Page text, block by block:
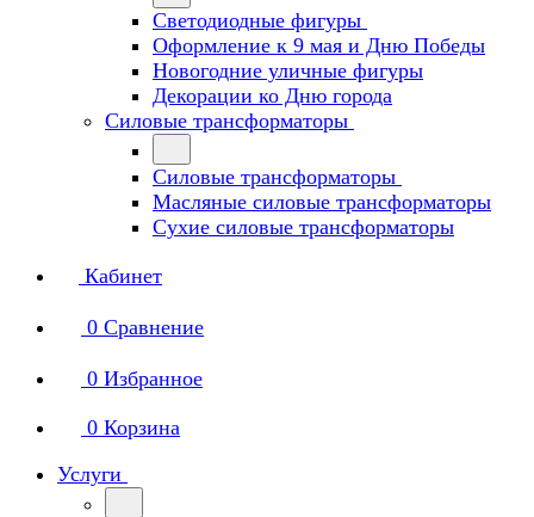
Светодиодные фигуры
Оформление к 9 мая и Дню Победы
Новогодние уличные фигуры
Декорации ко Дню города
Силовые трансформаторы
Силовые трансформаторы
Масляные силовые трансформаторы
Сухие силовые трансформаторы
Кабинет
0 Сравнение
0 Избранное
0 Корзина
Услуги